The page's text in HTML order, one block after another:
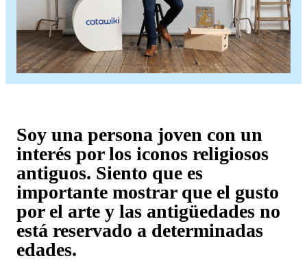
Soy una persona joven con un
interés por los iconos religiosos
antiguos. Siento que es
importante mostrar que el gusto
por el arte y las antigüedades no
está reservado a determinadas
edades.